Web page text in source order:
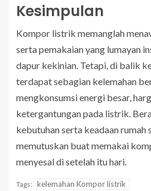
Kesimpulan
Kompor listrik memanglah
serta pemakaian yang lumayan
dapur kekinian. Tetapi, di balik
terdapat sebagian kelemahan
mengkonsumsi energi besar,
ketergantungan pada listrik.
kebutuhan serta keadaan rumah
memutuskan buat memakai
menyesal di setelah itu hari.
Tags: kelemahan Kompor listrik